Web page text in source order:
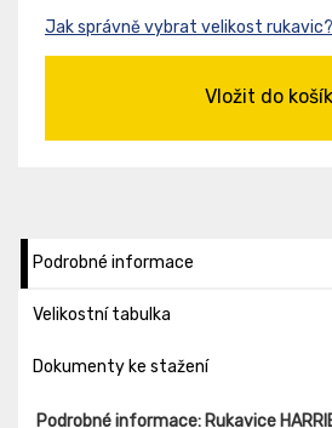
Jak správně vybrat velikost rukavic?
Vložit do
Podrobné informace
Velikostní tabulka
Dokumenty ke stažení
Podrobné informace: Rukavice